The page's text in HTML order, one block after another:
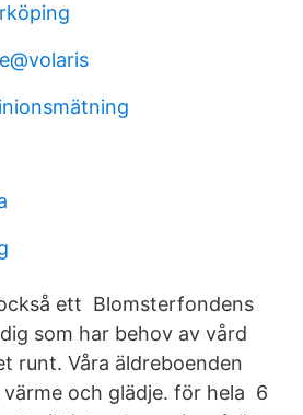
ett Blomsterfondens
som har behov av vård
runt. Våra äldreboenden
och glädje. för hela 6